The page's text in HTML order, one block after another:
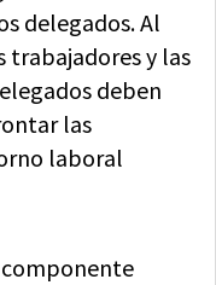
delegados. Al
trabajadores y las
deben
las
laboral
componente